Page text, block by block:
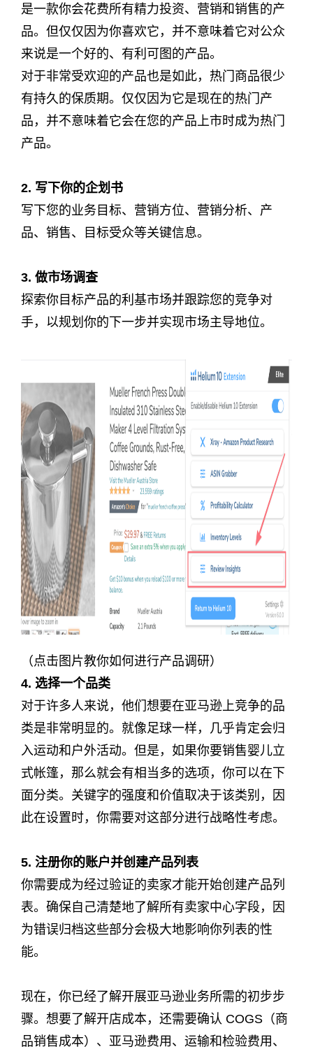
是一款你会花费所有精力投资、营销和销售的产
品。但仅仅因为你喜欢它，并不意味着它对公众
来说是一个好的、有利可图的产品。
对于非常受欢迎的产品也是如此，热门商品很少
有持久的保质期。仅仅因为它是现在的热门产
品，并不意味着它会在您的产品上市时成为热门
产品。
2. 写下你的企划书
写下您的业务目标、营销方位、营销分析、产
品、销售、目标受众等关键信息。
3. 做市场调查
探索你目标产品的利基市场并跟踪您的竞争对
手，以规划你的下一步并实现市场主导地位。
（点击图片教你如何进行产品调研）
4. 选择一个品类
对于许多人来说，他们想要在亚马逊上竞争的品
类是非常明显的。就像足球一样，几乎肯定会归
入运动和户外活动。但是，如果你要销售婴儿立
式帐篷，那么就会有相当多的选项，你可以在下
面分类。关键字的强度和价值取决于该类别，因
此在设置时，你需要对这部分进行战略性考虑。
5. 注册你的账户并创建产品列表
你需要成为经过验证的卖家才能开始创建产品列
表。确保自己清楚地了解所有卖家中心字段，因
为错误归档这些部分会极大地影响你列表的性
能。
现在，你已经了解开展亚马逊业务所需的初步步
骤。想要了解开店成本，还需要确认 COGS（商
品销售成本）、亚马逊费用、运输和检验费用、